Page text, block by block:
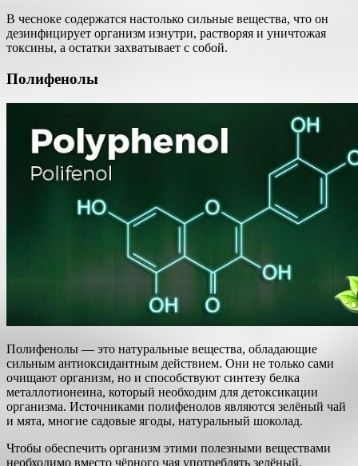
В чесноке содержатся настолько сильные вещества, что он
дезинфицирует организм изнутри, растворяя и уничтожая
токсины, а остатки захватывает с собой.
Полифенолы
Полифенолы — это натуральные вещества, обладающие
сильным антиоксидантным действием. Они не только сами
очищают организм, но и способствуют синтезу белка
металлотионеина, который необходим для детоксикации
организма. Источниками полифенолов являются зелёный чай
и мята, многие садовые ягоды, натуральный шоколад.
Чтобы обеспечить организм этими полезными веществами
необходимо вместо чёрного чая употреблять зелёный,